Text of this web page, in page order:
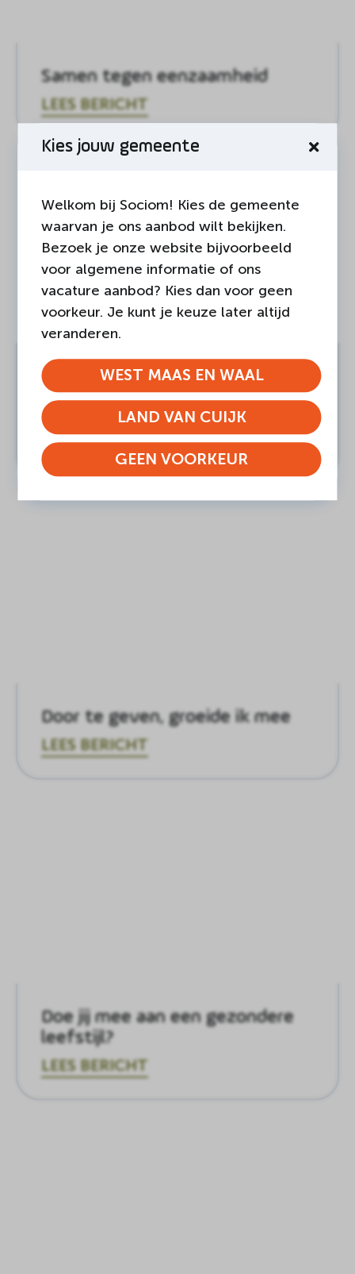
Samen tegen eenzaamheid
LEES BERICHT
Meld je aan voor de Dag van de
Mantelzorg in West Maas en
Waal
LEES BERICHT
Door te geven, groeide ik mee
LEES BERICHT
Doe jij mee aan een gezondere
leefstijl?
LEES BERICHT
Kies jouw gemeente
Welkom bij Sociom! Kies de gemeente
waarvan je ons aanbod wilt bekijken.
Bezoek je onze website bijvoorbeeld
voor algemene informatie of ons
vacature aanbod? Kies dan voor geen
voorkeur. Je kunt je keuze later altijd
veranderen.
WEST MAAS EN WAAL
LAND VAN CUIJK
GEEN VOORKEUR